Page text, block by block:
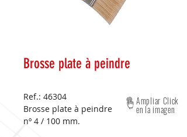
Brosse plate à peindre
Ref.: 46304
Brosse plate à peindre
nº 4 / 100 mm.
Ampliar Click
en la imagen